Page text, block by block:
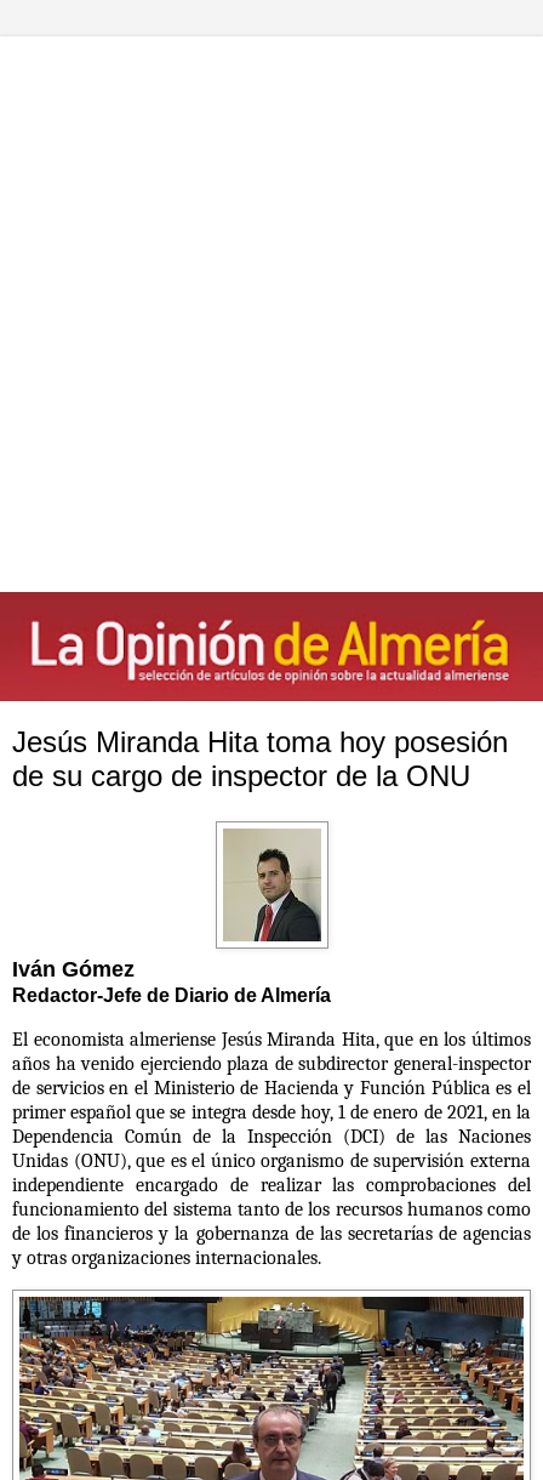
Jesús Miranda Hita toma hoy posesión
de su cargo de inspector de la ONU
Iván Gómez
Redactor-Jefe de Diario de Almería
El economista almeriense Jesús Miranda Hita, que en los últimos
años ha venido ejerciendo plaza de subdirector general-inspector
de servicios en el Ministerio de Hacienda y Función Pública es el
primer español que se integra desde hoy, 1 de enero de 2021, en la
Dependencia Común de la Inspección (DCI) de las Naciones
Unidas (ONU), que es el único organismo de supervisión externa
independiente encargado de realizar las comprobaciones del
funcionamiento del sistema tanto de los recursos humanos como
de los financieros y la gobernanza de las secretarías de agencias
y otras organizaciones internacionales.